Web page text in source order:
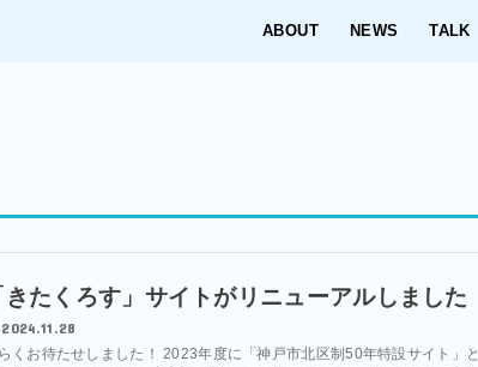
ABOUT NEWS TALK
きたくろす」サイトがリニューアルしました
2024.11.28
くお待たせしました！ 2023年度に「神戸市北区制50年特設サイト」と